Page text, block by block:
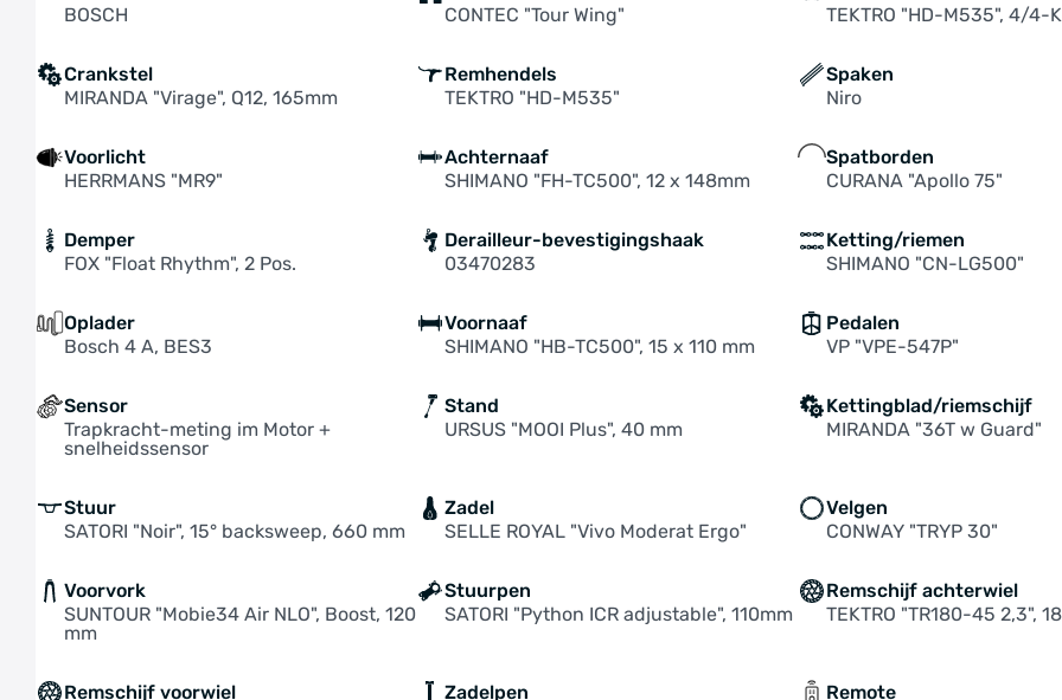
BOSCH
CONTEC "Tour Wing"
TEKTRO "HD-M535", 4/4-
Crankstel
MIRANDA "Virage", Q12, 165mm
Remhendels
TEKTRO "HD-M535"
Spaken
Niro
Voorlicht
HERRMANS "MR9"
Achternaaf
SHIMANO "FH-TC500", 12 x 148mm
Spatborden
CURANA "Apollo 75"
Demper
FOX "Float Rhythm", 2 Pos.
Derailleur-bevestigingshaak
03470283
Ketting/riemen
SHIMANO "CN-LG500"
Oplader
Bosch 4 A, BES3
Voornaaf
SHIMANO "HB-TC500", 15 x 110 mm
Pedalen
VP "VPE-547P"
Sensor
Trapkracht-meting im Motor +
snelheidssensor
Stand
URSUS "MOOI Plus", 40 mm
Kettingblad/riemschijf
MIRANDA "36T w Guard"
Stuur
SATORI "Noir", 15° backsweep, 660 mm
Zadel
SELLE ROYAL "Vivo Moderat Ergo"
Velgen
CONWAY "TRYP 30"
Voorvork
SUNTOUR "Mobie34 Air NLO", Boost, 120
mm
Stuurpen
SATORI "Python ICR adjustable", 110mm
Remschijf achterwiel
TEKTRO "TR180-45 2,3",
Remschijf voorwiel Zadelpen Remote